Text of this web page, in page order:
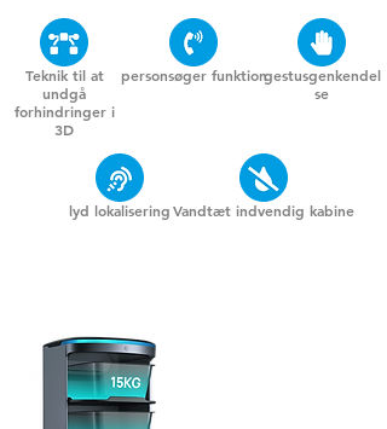
personsøger funktion
Teknik til at
undgå
forhindringer i
3D
gestusgenkendel
se
lyd lokaliseringVandtæt indvendig kabine